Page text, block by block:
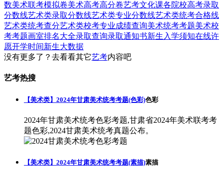
数美术联考模拟卷美术高考高分卷艺考文化课各院校高考录取
分数线艺术类录取分数线艺术类专业分数线艺术类统考合格线
艺术类统考查分艺术类校考专业成绩查询美术统考考题美术校
考考题画室排名大全录取查询录取通知书新生入学须知在线许
愿开学时间新生大数据
没有更多了？去看看其它艺考内容吧
艺考热搜
【美术类】2024年甘肃美术统考考题(色彩)色彩
2024年甘肃美术统考色彩考题,甘肃省2024年美术联考考
题色彩,2024甘肃美术统考真题公布。
【美术类】2024年甘肃美术统考考题(素描)素描